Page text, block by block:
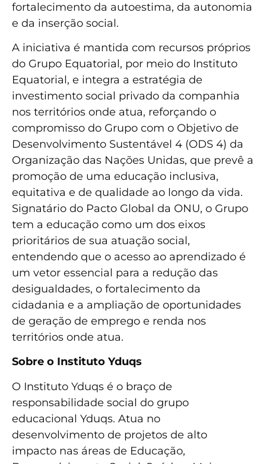
fortalecimento da autoestima, da autonomia
e da inserção social.
A iniciativa é mantida com recursos próprios
do Grupo Equatorial, por meio do Instituto
Equatorial, e integra a estratégia de
investimento social privado da companhia
nos territórios onde atua, reforçando o
compromisso do Grupo com o Objetivo de
Desenvolvimento Sustentável 4 (ODS 4) da
Organização das Nações Unidas, que prevê a
promoção de uma educação inclusiva,
equitativa e de qualidade ao longo da vida.
Signatário do Pacto Global da ONU, o Grupo
tem a educação como um dos eixos
prioritários de sua atuação social,
entendendo que o acesso ao aprendizado é
um vetor essencial para a redução das
desigualdades, o fortalecimento da
cidadania e a ampliação de oportunidades
de geração de emprego e renda nos
territórios onde atua.
Sobre o Instituto Yduqs
O Instituto Yduqs é o braço de
responsabilidade social do grupo
educacional Yduqs. Atua no
desenvolvimento de projetos de alto
impacto nas áreas de Educação,